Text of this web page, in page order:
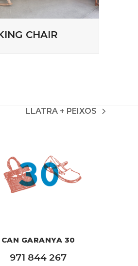
CHAIR
next
LLATRA + PEIXOS
CAN GARANYA 30
971 844 267